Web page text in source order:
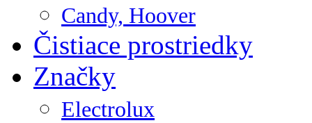
Candy, Hoover
Čistiace prostriedky
Značky
Electrolux